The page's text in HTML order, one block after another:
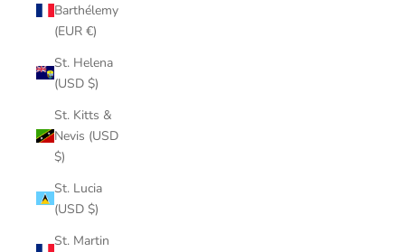
Barthélemy
(EUR €)
St. Helena
(USD $)
St. Kitts &
Nevis (USD
$)
St. Lucia
(USD $)
St. Martin